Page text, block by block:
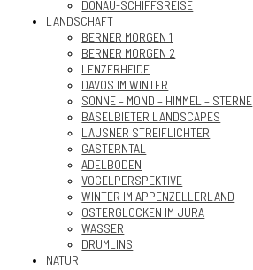
DONAU-SCHIFFSREISE
LANDSCHAFT
BERNER MORGEN 1
BERNER MORGEN 2
LENZERHEIDE
DAVOS IM WINTER
SONNE – MOND – HIMMEL – STERNE
BASELBIETER LANDSCAPES
LAUSNER STREIFLICHTER
GASTERNTAL
ADELBODEN
VOGELPERSPEKTIVE
WINTER IM APPENZELLERLAND
OSTERGLOCKEN IM JURA
WASSER
DRUMLINS
NATUR